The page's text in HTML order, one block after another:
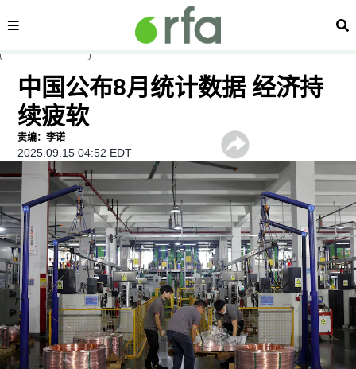
内容分类 搜
中国公布8月统计数据 经济持
续疲软
责编：李诺
2025.09.15 04:52 EDT